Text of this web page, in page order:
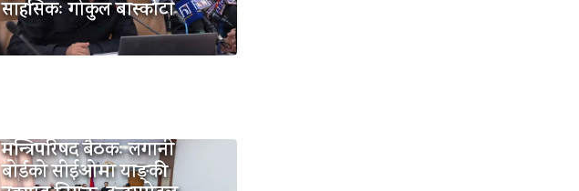
साहसिकः गोकुल बास्कोटा
मन्त्रिपरिषद बैठकः लगानी
बोर्डको सीईओमा याङ्की